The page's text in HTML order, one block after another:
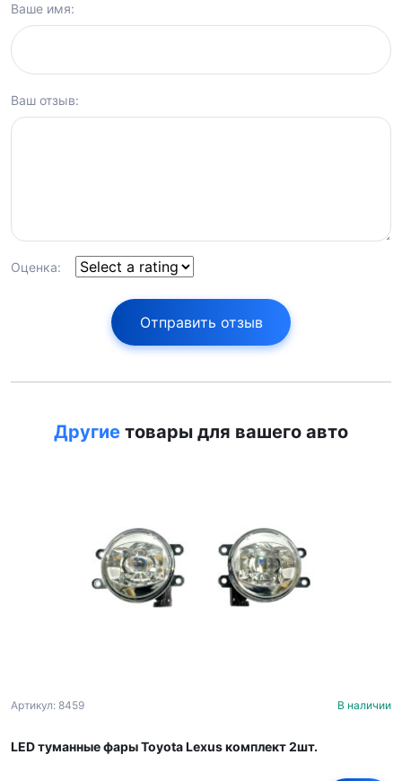
Ваше имя:
Ваш отзыв:
Оценка:
Отправить отзыв
Другие товары для вашего авто
Артикул: 8459 В наличии
LED туманные фары Toyota Lexus комплект 2шт.